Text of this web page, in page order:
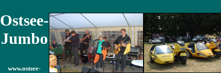
Ostsee-
Jumbo
www.ostsee-